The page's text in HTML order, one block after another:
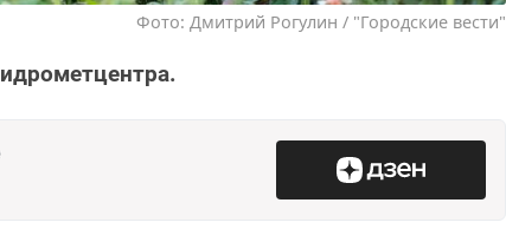
Фото: Дмитрий Рогулин / "Городские вести"